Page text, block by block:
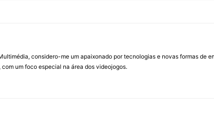
considero-me um apaixonado por tecnologias e novas formas de
um foco especial na área dos videojogos.